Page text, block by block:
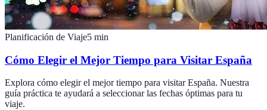
Planificación de Viaje5 min
Cómo Elegir el Mejor Tiempo para Visitar España
Explora cómo elegir el mejor tiempo para visitar España. Nuestra
guía práctica te ayudará a seleccionar las fechas óptimas para tu
viaje.